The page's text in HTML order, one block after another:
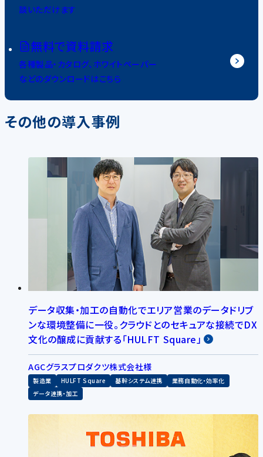
談いただけます
無料で資料請求
各種製品・カタログ、ホワイトペーパー
などのダウンロードはこちら
その他の導入事例
データ収集・加工の自動化でエリア営業のデータドリブ
ンな環境整備に一役。クラウドとのセキュアな接続でDX
文化の醸成に貢献する「HULFT Square」
AGCグラスプロダクツ株式会社様
製造業 HULFT Square 基幹システム連携
業務自動化・効率化
データ連携・加工